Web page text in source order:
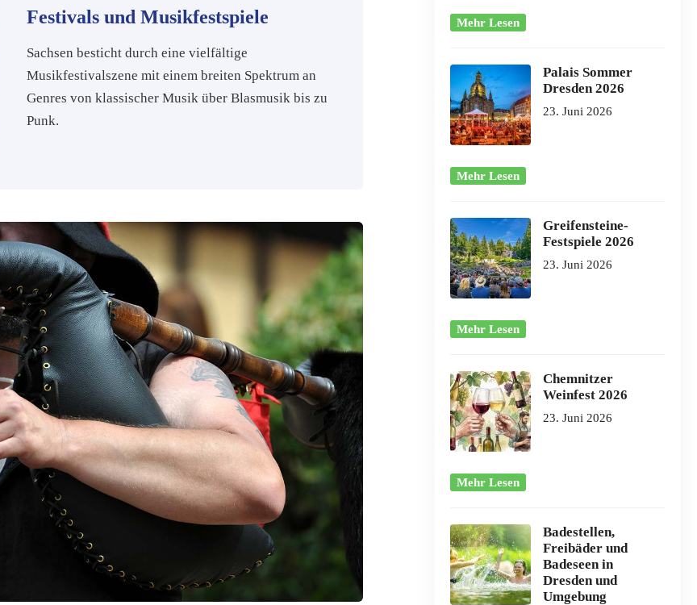
Festivals und Musikfestspiele
Sachsen besticht durch eine vielfältige
Musikfestivalszene mit einem breiten Spektrum an
Genres von klassischer Musik über Blasmusik bis zu
Punk.
Mehr Lesen
Palais Sommer
Dresden 2026
23. Juni 2026
Mehr Lesen
Greifensteine-
Festspiele 2026
23. Juni 2026
Mehr Lesen
Chemnitzer
Weinfest 2026
23. Juni 2026
Mehr Lesen
Badestellen,
Freibäder und
Badeseen in
Dresden und
Umgebung